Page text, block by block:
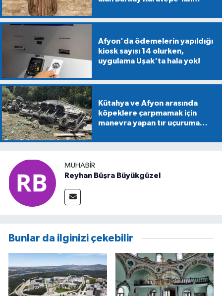
mühimmat aranıyor
Afyon'da ödemelerin yapıldığı
kiosk sayısı 14 olurken,
uygulama Uşak'ta hala yok!
Kütahya ve Afyon arasında
köpeklere çarpmamak için
manevra yapan tır uçuruma
MUHABIR
Reyhan Büşra Büyükgüzel
Bunlar da ilginizi çekebilir